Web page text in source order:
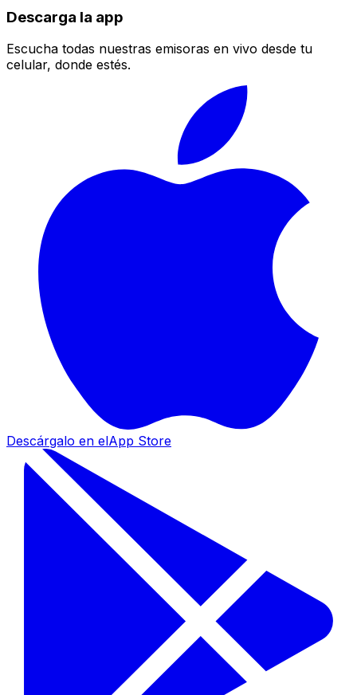
Descarga la app
Escucha todas nuestras emisoras en vivo desde tu
celular, donde estés.
Descárgalo en elApp Store